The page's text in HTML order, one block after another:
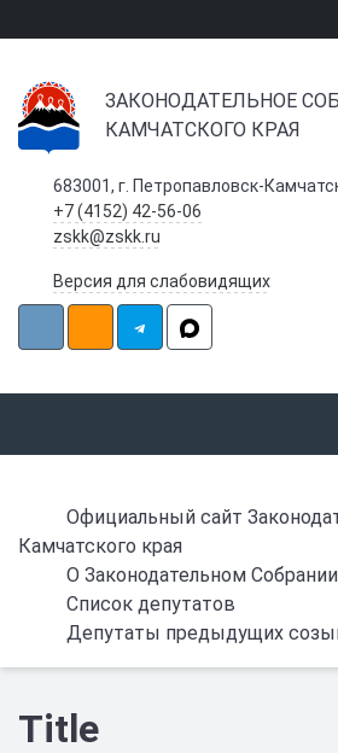
ЗАКОНОДАТЕЛЬНОЕ
КАМЧАТСКОГО КРАЯ
683001, г. Петропавловск-
+7 (4152) 42-56-06
zskk@zskk.ru
Версия для слабовидящих
Официальный сайт
Камчатского края
О Законодательном
Список депутатов
Депутаты предыдущих
Title